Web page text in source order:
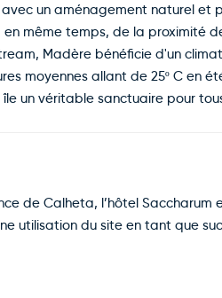
un aménagement naturel et
même temps, de la proximité
Madère bénéficie d'un
moyennes allant de 25º C en
un véritable sanctuaire pour
de Calheta, l’hôtel Saccharum
utilisation du site en tant que